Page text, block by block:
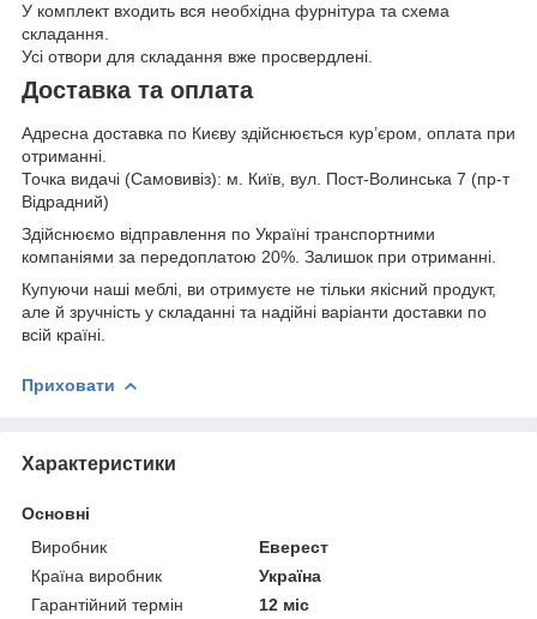
У комплект входить вся необхідна фурнітура та схема
складання.
Усі отвори для складання вже просвердлені.
Доставка та оплата
Адресна доставка по Києву здійснюється кур’єром, оплата при
отриманні.
Точка видачі (Самовивіз): м. Київ, вул. Пост-Волинська 7 (пр-т
Відрадний)
Здійснюємо відправлення по Україні транспортними
компаніями за передоплатою 20%. Залишок при отриманні.
Купуючи наші меблі, ви отримуєте не тільки якісний продукт,
але й зручність у складанні та надійні варіанти доставки по
всій країні.
Приховати
Характеристики
Основні
Виробник
Еверест
Країна виробник
Україна
Гарантійний термін
12 міс